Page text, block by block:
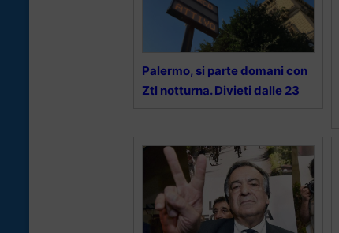
Palermo, si parte domani con
Ztl notturna. Divieti dalle 23